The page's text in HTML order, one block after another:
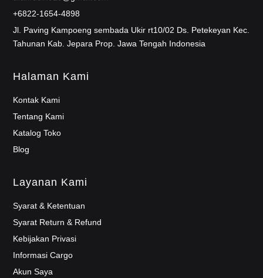
+6822-1654-4898
Jl. Paving Kampoeng sembada Ukir rt10/02 Ds. Petekeyan Kec.
Tahunan Kab. Jepara Prop. Jawa Tengah Indonesia
Halaman Kami
Kontak Kami
Tentang Kami
Katalog Toko
Blog
Layanan Kami
Syarat & Ketentuan
Syarat Return & Refund
Kebijakan Privasi
Informasi Cargo
Akun Saya